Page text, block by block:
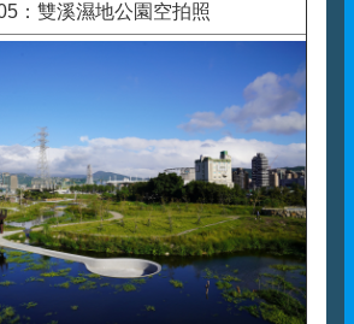
：雙溪濕地公園空拍照